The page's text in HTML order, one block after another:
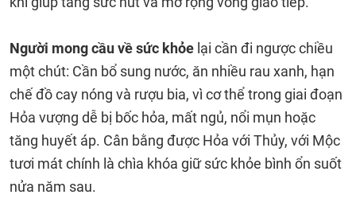
Người mong cầu về sức khỏe lại cần đi ngược chiều
một chút: Cần bổ sung nước, ăn nhiều rau xanh, hạn
chế đồ cay nóng và rượu bia, vì cơ thể trong giai đoạn
Hỏa vượng dễ bị bốc hỏa, mất ngủ, nổi mụn hoặc
tăng huyết áp. Cân bằng được Hỏa với Thủy, với Mộc
tươi mát chính là chìa khóa giữ sức khỏe bình ổn suốt
nửa năm sau.